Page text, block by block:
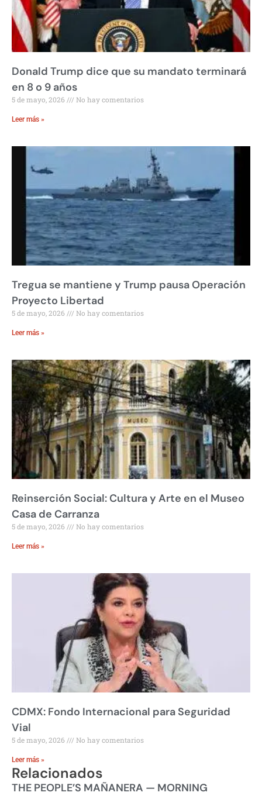
Donald Trump dice que su mandato terminará
en 8 o 9 años
5 de mayo, 2026 No hay comentarios
Leer más »
Tregua se mantiene y Trump pausa Operación
Proyecto Libertad
5 de mayo, 2026 No hay comentarios
Leer más »
Reinserción Social: Cultura y Arte en el Museo
Casa de Carranza
5 de mayo, 2026 No hay comentarios
Leer más »
CDMX: Fondo Internacional para Seguridad
Vial
5 de mayo, 2026 No hay comentarios
Leer más »
Relacionados
THE PEOPLE’S MAÑANERA — MORNING